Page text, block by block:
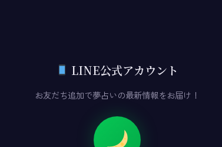
LINE公式アカウント
お友だち追加で夢占いの最新情報をお届け！